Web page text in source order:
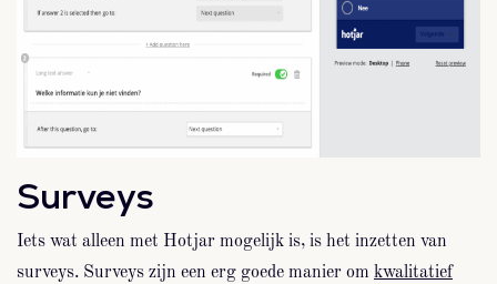
Surveys
Iets wat alleen met Hotjar mogelijk is, is het inzetten van
surveys. Surveys zijn een erg goede manier om kwalitatief